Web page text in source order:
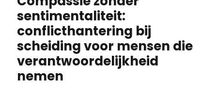
sentimentaliteit:
conflicthantering bij
scheiding voor mensen die
verantwoordelijkheid
nemen